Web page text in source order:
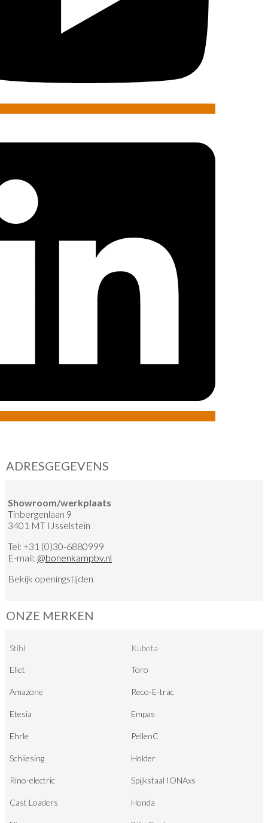
ADRESGEGEVENS
Showroom/werkplaats
Tinbergenlaan 9
3401 MT IJsselstein
Tel: +31 (0)30-6880999
E-mail: @bonenkampbv.nl
Bekijk openingstijden
ONZE MERKEN
Stihl Kubota
Eliet Toro
Amazone Reco-E-trac
Etesia Empas
Ehrle PellenC
Schliesing Holder
Rino-electric Spijkstaal IONAxs
Cast Loaders Honda